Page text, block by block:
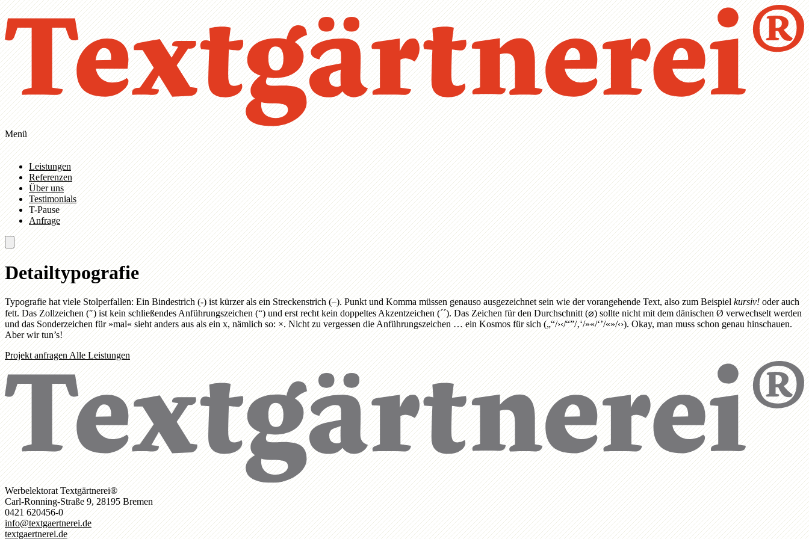
Zum Hauptinhalt springen
Zur Navigation springen
Menü
Leistungen
Referenzen
Über uns
Testimonials
T-Pause
Anfrage
Detailtypografie
Typografie hat viele Stolperfallen: Ein Bindestrich (-) ist kürzer als ein Streckenstrich (–). Punkt und Komma müssen genauso ausgezeichnet sein wie der vorangehende Text, also zum Beispielkursiv!oder auch
fett.Das Zollzeichen (″) ist kein schließendes Anführungszeichen (“) und erst recht kein doppeltes Akzentzeichen (´´). Das Zeichen für den Durchschnitt (⌀) sollte nicht mit dem dänischen Ø verwechselt werden
und das Sonderzeichen für »mal« sieht anders aus als ein x, nämlich so: ×. Nicht zu vergessen die Anführungszeichen … ein Kosmos für sich („“/›‹/“”/‚‘/»«/‘’/«»/‹›). Okay, man muss schon genau hinschauen.
Aber wir tun’s!
Projekt anfragenAlle Leistungen
Werbelektorat Textgärtnerei®
Carl-Ronning-Straße 9, 28195 Bremen
0421 620456-0
info@textgaertnerei.de
textgaertnerei.de